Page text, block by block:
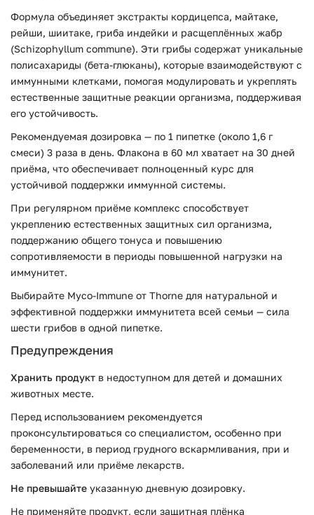
Формула объединяет экстракты кордицепса, майтаке,
рейши, шиитаке, гриба индейки и расщеплённых жабр
(Schizophyllum commune). Эти грибы содержат уникальные
полисахариды (бета-глюканы), которые взаимодействуют с
иммунными клетками, помогая модулировать и укреплять
естественные защитные реакции организма, поддерживая
его устойчивость.
Рекомендуемая дозировка — по 1 пипетке (около 1,6 г
смеси) 3 раза в день. Флакона в 60 мл хватает на 30 дней
приёма, что обеспечивает полноценный курс для
устойчивой поддержки иммунной системы.
При регулярном приёме комплекс способствует
укреплению естественных защитных сил организма,
поддержанию общего тонуса и повышению
сопротивляемости в периоды повышенной нагрузки на
иммунитет.
Выбирайте Myco-Immune от Thorne для натуральной и
эффективной поддержки иммунитета всей семьи — сила
шести грибов в одной пипетке.
Предупреждения
Хранить продукт в недоступном для детей и домашних
животных месте.
Перед использованием рекомендуется
проконсультироваться со специалистом, особенно при
беременности, в период грудного вскармливания, при и
заболеваний или приёме лекарств.
Не превышайте указанную дневную дозировку.
Не применяйте продукт, если защитная плёнка